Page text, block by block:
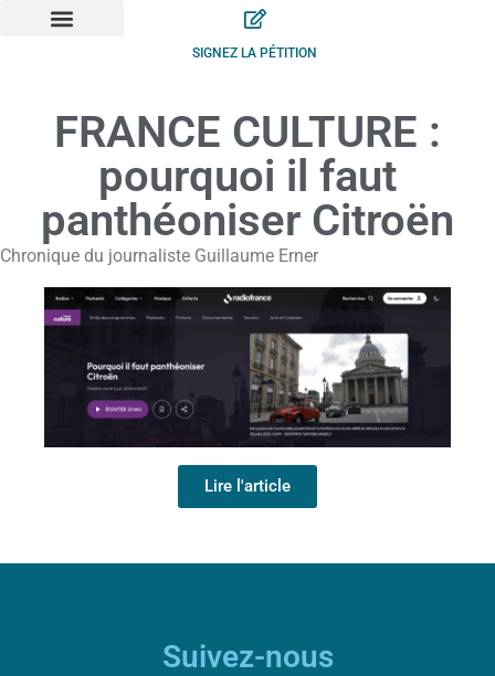
SIGNEZ LA PÉTITION
FRANCE CULTURE :
pourquoi il faut
panthéoniser Citroën
Chronique du journaliste Guillaume Erner
Lire l'article
Suivez-nous